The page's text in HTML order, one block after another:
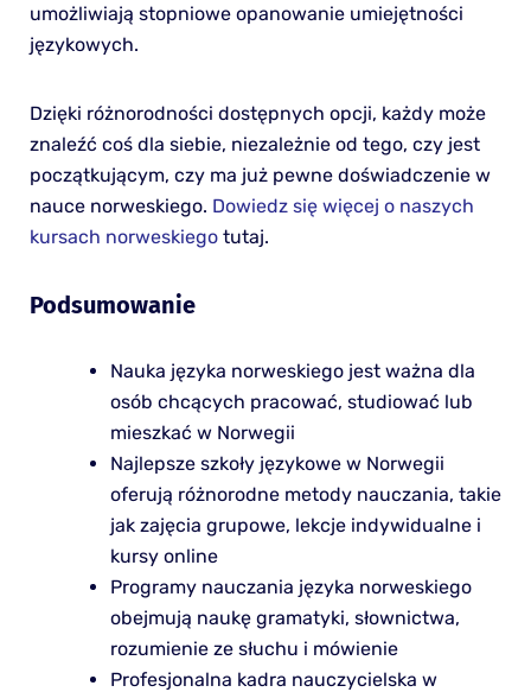
umożliwiają stopniowe opanowanie umiejętności
językowych.
Dzięki różnorodności dostępnych opcji, każdy może
znaleźć coś dla siebie, niezależnie od tego, czy jest
początkującym, czy ma już pewne doświadczenie w
nauce norweskiego. Dowiedz się więcej o naszych
kursach norweskiegotutaj.
Podsumowanie
Nauka języka norweskiego jest ważna dla
osób chcących pracować, studiować lub
mieszkać w Norwegii
Najlepsze szkoły językowe w Norwegii
oferują różnorodne metody nauczania, takie
jak zajęcia grupowe, lekcje indywidualne i
kursy online
Programy nauczania języka norweskiego
obejmują naukę gramatyki, słownictwa,
rozumienie ze słuchu i mówienie
Profesjonalna kadra nauczycielska w